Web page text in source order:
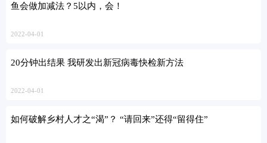
鱼会做加减法？5以内，会！
2022-04-01
20分钟出结果 我研发出新冠病毒快检新方法
2022-04-01
如何破解乡村人才之“渴”？ “请回来”还得“留得住”